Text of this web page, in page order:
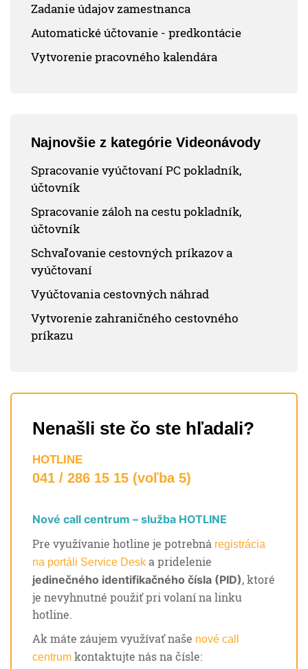
Zadanie údajov zamestnanca
Automatické účtovanie - predkontácie
Vytvorenie pracovného kalendára
Najnovšie z kategórie Videonávody
Spracovanie vyúčtovaní PC pokladník,
účtovník
Spracovanie záloh na cestu pokladník,
účtovník
Schvaľovanie cestovných príkazov a
vyúčtovaní
Vyúčtovania cestovných náhrad
Vytvorenie zahraničného cestovného
príkazu
Nenašli ste čo ste hľadali?
HOTLINE
041 / 286 15 15 (voľba 5)
Nové call centrum – služba HOTLINE
Pre využívanie hotline je potrebná registrácia
na portáli Service Desk a pridelenie
jedinečného identifikačného čísla (PID), ktoré
je nevyhnutné použiť pri volaní na linku
hotline.
Ak máte záujem využívať naše nové call
centrum kontaktujte nás na čísle: